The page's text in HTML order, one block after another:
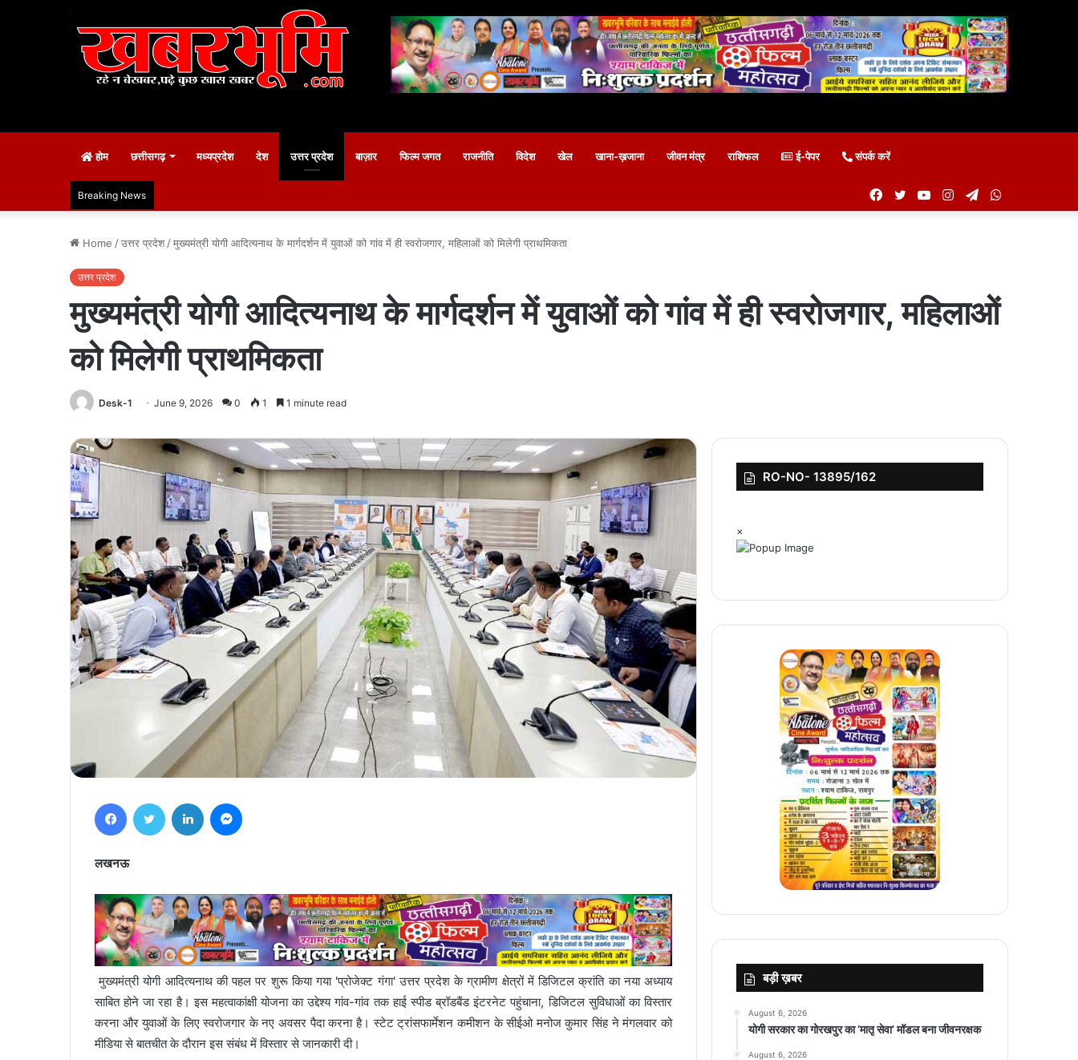
होम छत्तीसगढ़ मध्यप्रदेश देश उत्तर प्रदेश बाज़ार फिल्म जगत राजनीति विदेश खेल खाना-ख़जाना जीवन मंत्र राशिफल ई-पेपर संपर्क करें
Breaking News Telegram
Instagram
YouTube
Twitter
Facebook
Home /उत्तर प्रदेश /मुख्यमंत्री योगी आदित्यनाथ के मार्गदर्शन में युवाओं को गांव में ही स्वरोजगार, महिलाओं को मिलेगी प्राथमिकता
उत्तर प्रदेश
मुख्यमंत्री योगी आदित्यनाथ के मार्गदर्शन में युवाओं को गांव में ही स्वरोजगार, महिलाओं
को मिलेगी प्राथमिकता
Desk-1 June 9, 2026 0 1 1 minute read
लखनऊ
मुख्यमंत्री योगी आदित्यनाथ की पहल पर शुरू किया गया 'प्रोजेक्ट गंगा' उत्तर प्रदेश के ग्रामीण क्षेत्रों में डिजिटल क्रांति का नया अध्याय
साबित होने जा रहा है। इस महत्वाकांक्षी योजना का उद्देश्य गांव-गांव तक हाई स्पीड ब्रॉडबैंड इंटरनेट पहुंचाना, डिजिटल सुविधाओं का विस्तार
करना और युवाओं के लिए स्वरोजगार के नए अवसर पैदा करना है। स्टेट ट्रांसफार्मेशन कमीशन के सीईओ मनोज कुमार सिंह ने मंगलवार को
मीडिया से बातचीत के दौरान इस संबंध में विस्तार से जानकारी दी।
RO-NO- 13895/162
×
बड़ी ख़बर
August 6, 2026
योगी सरकार का गोरखपुर का ‘मातृ सेवा’ मॉडल बना जीवनरक्षक
August 6, 2026